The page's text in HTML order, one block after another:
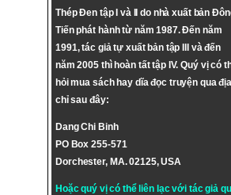
Thép Đen tập I và II do nhà xuất bản
Tiến phát hành từ năm 1987. Đến năm
1991, tác giả tự xuất bản tập III và đến
năm 2005 thì hoàn tất tập IV. Quý vị có
hỏi mua sách hay dĩa đọc truyện qua địa
chỉ sau đây:
Dang Chi Binh
PO Box 255-571
Dorchester, MA. 02125, USA
Hoặc quý vị có thể liên lạc với tác giả